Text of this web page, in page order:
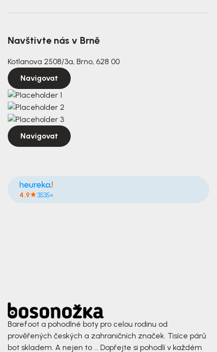
Navštivte nás v Brně
Kotlanova 2508/3a, Brno, 628 00
Navigovat
Navigovat
4.9 3535×
Barefoot a pohodlné boty pro celou rodinu od
prověřených českých a zahraničních značek. Tisíce párů
bot skladem. A nejen to ... Dopřejte si pohodlí v každém